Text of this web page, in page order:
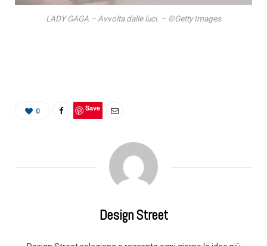
LADY GAGA – Avvolta dalle luci. – ©Getty Images
0 Save
Design Street